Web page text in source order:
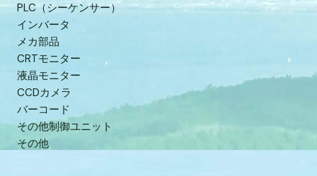
PLC（シーケンサー）
インバータ
メカ部品
CRTモニター
液晶モニター
CCDカメラ
バーコード
その他制御ユニット
その他